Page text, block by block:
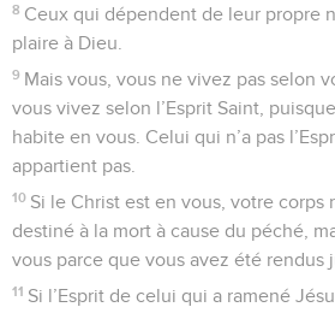
8 Ceux qui dépendent de leur propre
plaire à Dieu.
9 Mais vous, vous ne vivez pas selon
vous vivez selon l’Esprit Saint,
habite en vous. Celui qui n’a pas
appartient pas.
10 Si le Christ est en vous, votre corps
destiné à la mort à cause du péché,
vous parce que vous avez été rendus
11 Si l’Esprit de celui qui a ramené